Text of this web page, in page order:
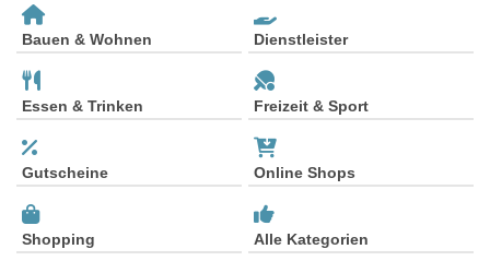
Bauen & Wohnen Dienstleister
Essen & Trinken Freizeit & Sport
Gutscheine Online Shops
Shopping Alle Kategorien